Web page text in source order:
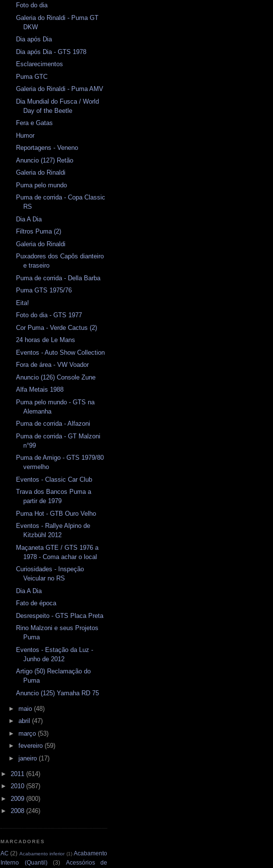
Foto do dia
Galeria do Rinaldi - Puma GT
DKW
Dia após Dia
Dia após Dia - GTS 1978
Esclarecimentos
Puma GTC
Galeria do Rinaldi - Puma AMV
Dia Mundial do Fusca / World
Day of the Beetle
Fera e Gatas
Humor
Reportagens - Veneno
Anuncio (127) Retão
Galeria do Rinaldi
Puma pelo mundo
Puma de corrida - Copa Classic
RS
Dia A Dia
Filtros Puma (2)
Galeria do Rinaldi
Puxadores dos Capôs dianteiro
e traseiro
Puma de corrida - Della Barba
Puma GTS 1975/76
Eita!
Foto do dia - GTS 1977
Cor Puma - Verde Cactus (2)
24 horas de Le Mans
Eventos - Auto Show Collection
Fora de área - VW Voador
Anuncio (126) Console Zune
Alfa Metais 1988
Puma pelo mundo - GTS na
Alemanha
Puma de corrida - Alfazoni
Puma de corrida - GT Malzoni
n°99
Puma de Amigo - GTS 1979/80
vermelho
Eventos - Classic Car Club
Trava dos Bancos Puma a
partir de 1979
Puma Hot - GTB Ouro Velho
Eventos - Rallye Alpino de
Kitzbühl 2012
Maçaneta GTE / GTS 1976 a
1978 - Coma achar o local
Curiosidades - Inspeção
Veicular no RS
Dia A Dia
Fato de época
Desrespeito - GTS Placa Preta
Rino Malzoni e seus Projetos
Puma
Eventos - Estação da Luz -
Junho de 2012
Artigo (50) Reclamação do
Puma
Anuncio (125) Yamaha RD 75
► maio (48)
► abril (47)
► março (53)
► fevereiro (59)
► janeiro (17)
► 2011 (614)
► 2010 (587)
► 2009 (800)
► 2008 (246)
MARCADORES
AC (2) Acabamento inferior (1) Acabamento
Interno (Quantil)
(3) Acessórios de